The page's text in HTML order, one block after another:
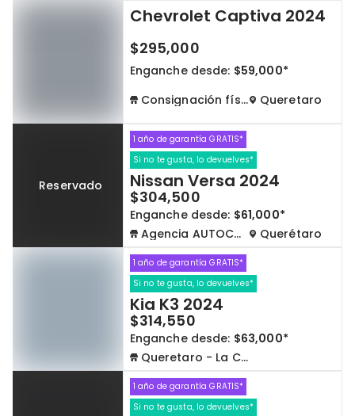
Chevrolet Captiva 2024
$295,000
Enganche desde: $59,000*
Consignación física
Queretaro
Reservado
1 año de garantía GRATIS*
Si no te gusta, lo devuelves*
Nissan Versa 2024
$304,500
Enganche desde: $61,000*
Agencia AUTOCOM
Querétaro
1 año de garantía GRATIS*
Si no te gusta, lo devuelves*
Kia K3 2024
$314,550
Enganche desde: $63,000*
Queretaro - La Capilla
1 año de garantía GRATIS*
Si no te gusta, lo devuelves*